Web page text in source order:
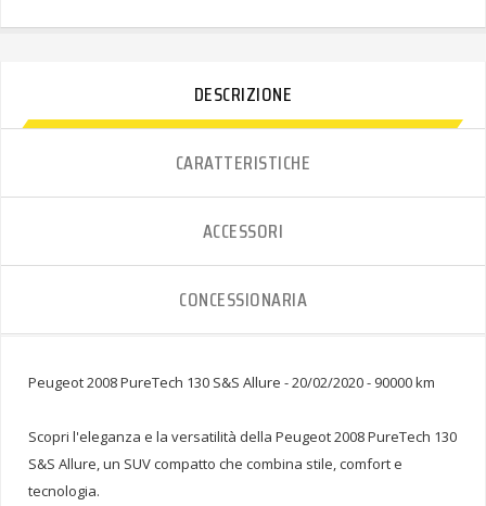
DESCRIZIONE
CARATTERISTICHE
ACCESSORI
CONCESSIONARIA
Peugeot 2008 PureTech 130 S&S Allure - 20/02/2020 - 90000 km
Scopri l'eleganza e la versatilità della Peugeot 2008 PureTech 130
S&S Allure, un SUV compatto che combina stile, comfort e
tecnologia.